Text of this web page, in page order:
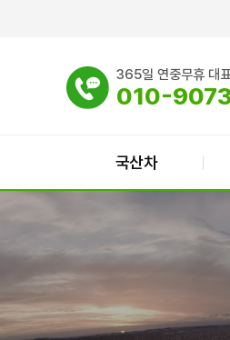
365일 연중무휴 대
010-
국산차